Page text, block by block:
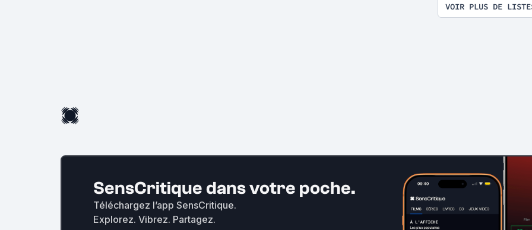
VOIR PLUS DE
SensCritique dans votre poche.
Téléchargez l’app SensCritique.
Explorez. Vibrez. Partagez.